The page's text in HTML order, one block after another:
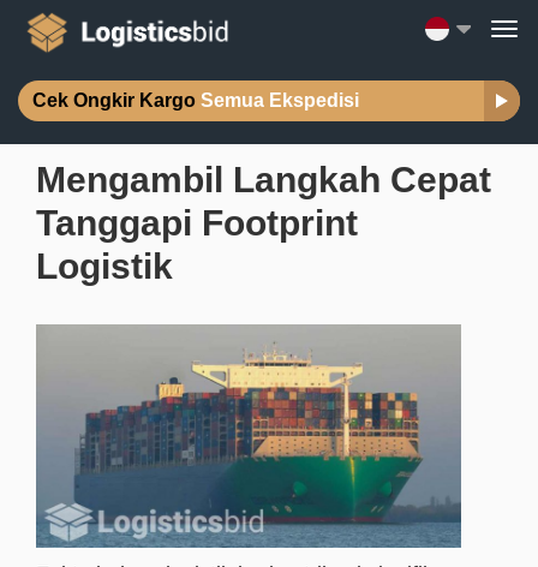
Cek Ongkir Kargo Semua Ekspedisi
Mengambil Langkah Cepat
Tanggapi Footprint
Logistik